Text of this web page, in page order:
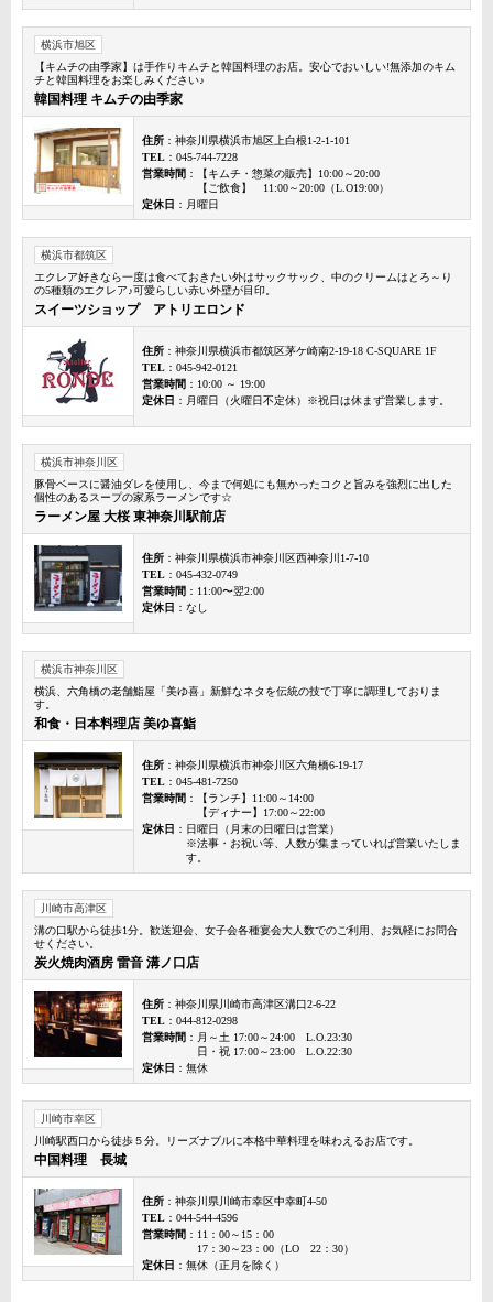
横浜市旭区
【キムチの由季家】は手作りキムチと韓国料理のお店。安心でおいしい!無添加のキム
チと韓国料理をお楽しみください♪
韓国料理 キムチの由季家
住所 ：神奈川県横浜市旭区上白根1-2-1-101
TEL ：045-744-7228
営業時間 ：【キムチ・惣菜の販売】10:00～20:00
【ご飲食】 11:00～20:00（L.O19:00）
定休日 ：月曜日
横浜市都筑区
エクレア好きなら一度は食べておきたい外はサックサック、中のクリームはとろ～り
の5種類のエクレア♪可愛らしい赤い外壁が目印。
スイーツショップ アトリエロンド
住所 ：神奈川県横浜市都筑区茅ケ崎南2-19-18 C-SQUARE 1F
TEL ：045-942-0121
営業時間 ：10:00 ～ 19:00
定休日 ：月曜日（火曜日不定休）※祝日は休まず営業します。
横浜市神奈川区
豚骨ベースに醤油ダレを使用し、今まで何処にも無かったコクと旨みを強烈に出した
個性のあるスープの家系ラーメンです☆
ラーメン屋 大桜 東神奈川駅前店
住所 ：神奈川県横浜市神奈川区西神奈川1-7-10
TEL ：045-432-0749
営業時間 ：11:00〜翌2:00
定休日 ：なし
横浜市神奈川区
横浜、六角橋の老舗鮨屋「美ゆ喜」新鮮なネタを伝統の技で丁寧に調理しておりま
す。
和食・日本料理店 美ゆ喜鮨
住所 ：神奈川県横浜市神奈川区六角橋6-19-17
TEL ：045-481-7250
営業時間 ：【ランチ】11:00～14:00
【ディナー】17:00～22:00
定休日 ：日曜日（月末の日曜日は営業）
※法事・お祝い等、人数が集まっていれば営業いたしま
す。
川崎市高津区
溝の口駅から徒歩1分。歓送迎会、女子会各種宴会大人数でのご利用、お気軽にお問合
せください。
炭火焼肉酒房 雷音 溝ノ口店
住所 ：神奈川県川崎市高津区溝口2-6-22
TEL ：044-812-0298
営業時間 ：月～土 17:00～24:00 L.O.23:30
日・祝 17:00～23:00 L.O.22:30
定休日 ：無休
川崎市幸区
川崎駅西口から徒歩５分。リーズナブルに本格中華料理を味わえるお店です。
中国料理 長城
住所 ：神奈川県川崎市幸区中幸町4-50
TEL ：044-544-4596
営業時間 ：11：00～15：00
17：30～23：00（LO 22：30）
定休日 ：無休（正月を除く）